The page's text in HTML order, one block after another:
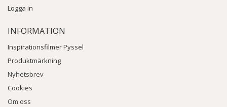
Logga in
INFORMATION
Inspirationsfilmer Pyssel
Produktmärkning
Nyhetsbrev
Cookies
Om oss